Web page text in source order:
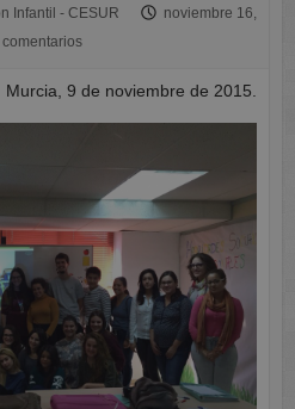
Infantil - CESUR
noviembre 16,
comentarios
Murcia, 9 de noviembre de 2015.